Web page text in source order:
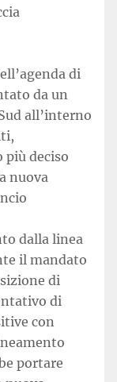
di
da un
all’interno
più deciso
nuova
dalla linea
il mandato
di
di
con
portare